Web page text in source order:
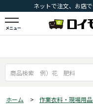
ネットで注文、お店
メニュー
ホーム > 作業衣料・現場用